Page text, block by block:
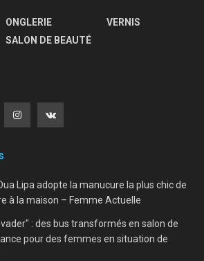
ONGLERIE
SALON DE BEAUTÉ
VERNIS
Lipa adopte la manucure la plus chic de
à la maison – Femme Actuelle
: des bus transformés en salon de
pour des femmes en situation de